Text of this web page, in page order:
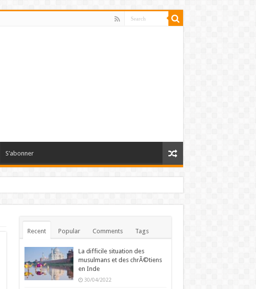
S’abonner
Recent Popular Comments Tags
La difficile situation des
musulmans et des chrÃ©tiens
en Inde
30/04/2022